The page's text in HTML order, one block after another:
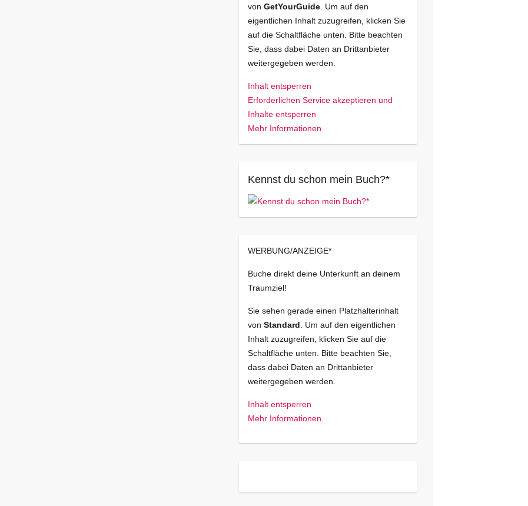
von GetYourGuide. Um auf den
eigentlichen Inhalt zuzugreifen, klicken Sie
auf die Schaltfläche unten. Bitte beachten
Sie, dass dabei Daten an Drittanbieter
weitergegeben werden.
Inhalt entsperren
Erforderlichen Service akzeptieren und
Inhalte entsperren
Mehr Informationen
Kennst du schon mein Buch?*
WERBUNG/ANZEIGE*
Buche direkt deine Unterkunft an deinem
Traumziel!
Sie sehen gerade einen Platzhalterinhalt
von Standard . Um auf den eigentlichen
Inhalt zuzugreifen, klicken Sie auf die
Schaltfläche unten. Bitte beachten Sie,
dass dabei Daten an Drittanbieter
weitergegeben werden.
Inhalt entsperren
Mehr Informationen